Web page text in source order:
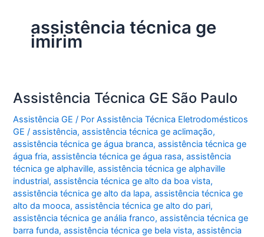
assistência técnica ge
imirim
Assistência Técnica GE São Paulo
Assistência GE / PorAssistência Técnica Eletrodomésticos
GE/assistência,assistência técnica ge aclimação,
assistência técnica ge água branca,assistência técnica ge
água fria,assistência técnica ge água rasa,assistência
técnica ge alphaville,assistência técnica ge alphaville
industrial,assistência técnica ge alto da boa vista,
assistência técnica ge alto da lapa,assistência técnica ge
alto da mooca,assistência técnica ge alto do pari,
assistência técnica ge anália franco,assistência técnica ge
barra funda,assistência técnica ge bela vista,assistência